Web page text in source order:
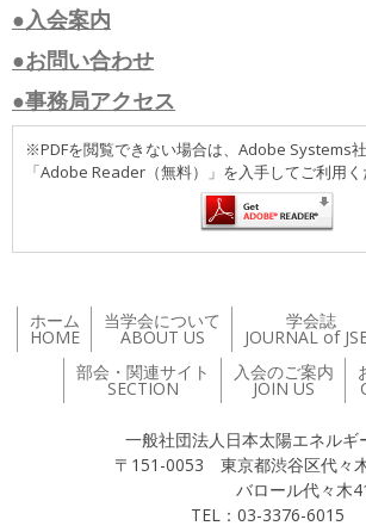
●入会案内
●お問い合わせ
●事務局アクセス
※PDFを閲覧できない場合は、Adobe Systems
「Adobe Reader（無料）」を入手してご利用く
ホーム
HOME
当学会について
ABOUT US
学会誌
JOURNAL of
部会・関連サイト
SECTION
入会のご案内
JOIN US
一般社団法人日本太陽エネルギ
〒151-0053 東京都渋谷区代々
バロール代々木419
TEL：03-3376-6015